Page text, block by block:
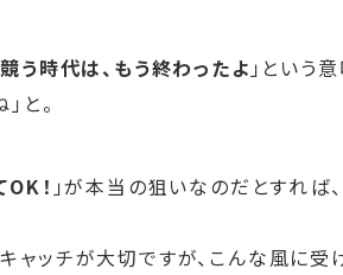
う時代は、もう終わったよ 」という
と。
！ 」が本当の狙いなのだとすれ
ッチが大切ですが、こんな風に受